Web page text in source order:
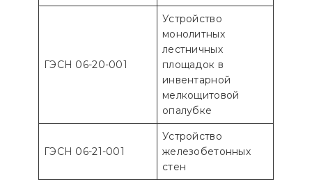
ГЭСН 06-20-001
Устройство
монолитных
лестничных
площадок в
инвентарной
мелкощитовой
опалубке
ГЭСН 06-21-001
Устройство
железобетонных
стен